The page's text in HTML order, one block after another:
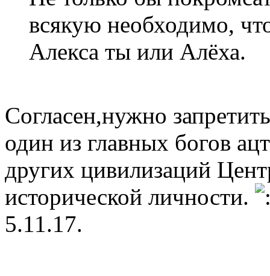
всякую необходимо,
Алекса ты или Алёха.
Согласен,нужно
один из главных богов
других цивилизаций
исторической личности.
5.11.17.